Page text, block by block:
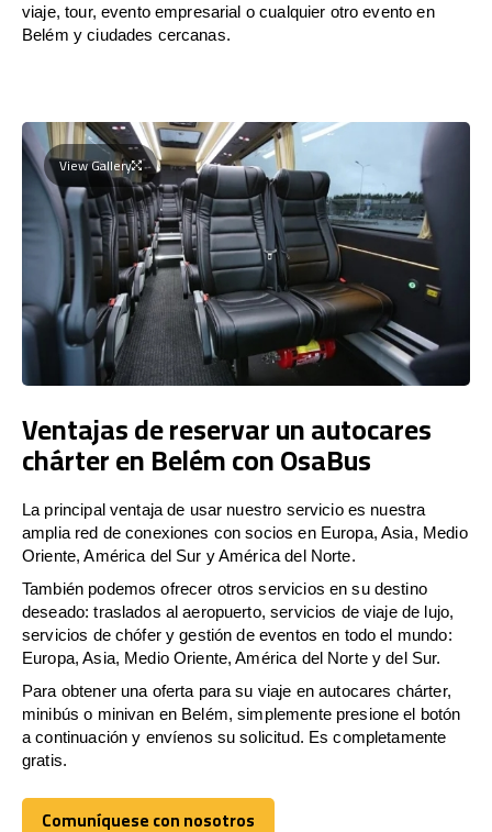
viaje, tour, evento empresarial o cualquier otro evento en
Belém y ciudades cercanas.
View Gallery
Ventajas de reservar un autocares
chárter en Belém con OsaBus
La principal ventaja de usar nuestro servicio es nuestra
amplia red de conexiones con socios en Europa, Asia, Medio
Oriente, América del Sur y América del Norte.
También podemos ofrecer otros servicios en su destino
deseado: traslados al aeropuerto, servicios de viaje de lujo,
servicios de chófer y gestión de eventos en todo el mundo:
Europa, Asia, Medio Oriente, América del Norte y del Sur.
Para obtener una oferta para su viaje en autocares chárter,
minibús o minivan en Belém, simplemente presione el botón
a continuación y envíenos su solicitud. Es completamente
gratis.
Comuníquese con nosotros